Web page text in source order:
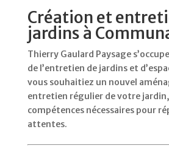
Création et
jardins à
Thierry Gaulard Paysage
de l’entretien de jardins et
vous souhaitiez un nouvel
entretien régulier de votre
compétences nécessaires pour
attentes.